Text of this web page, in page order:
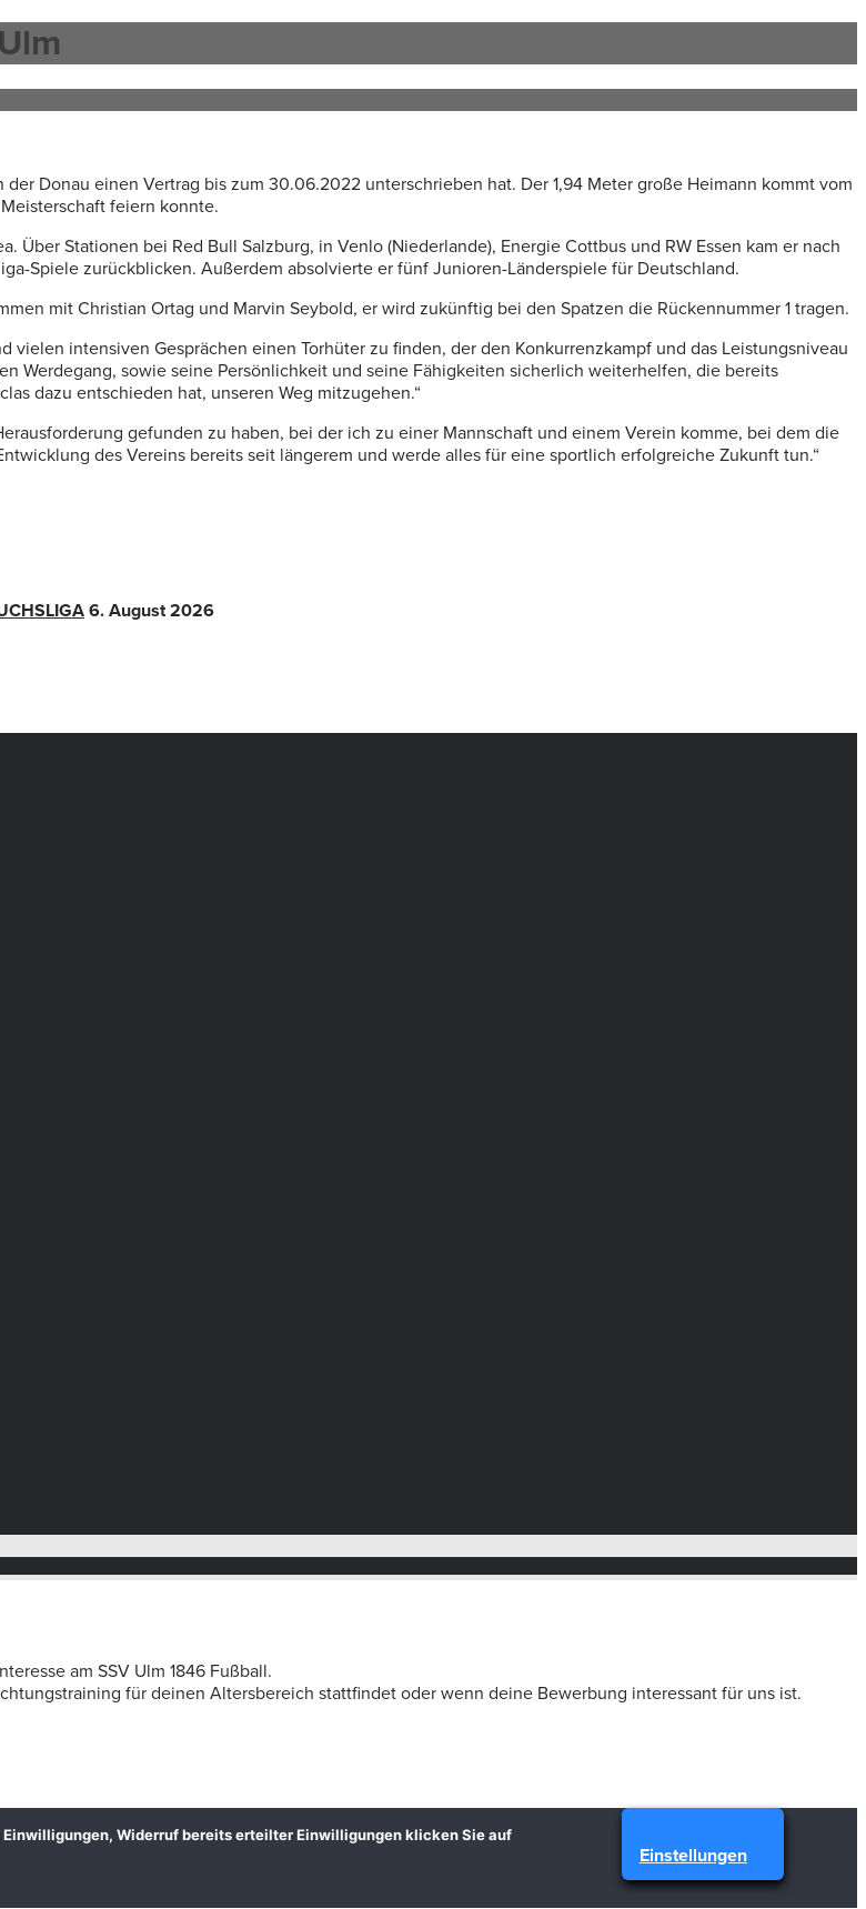
Donau einen Vertrag bis zum 30.06.2022 unterschrieben hat. Der 1,94 Meter große Heimann kommt vom
feiern konnte.
Stationen bei Red Bull Salzburg, in Venlo (Niederlande), Energie Cottbus und RW Essen kam er nach
Spiele zurückblicken. Außerdem absolvierte er fünf Junioren-Länderspiele für Deutschland.
mit Christian Ortag und Marvin Seybold, er wird zukünftig bei den Spatzen die Rückennummer 1 tragen.
vielen intensiven Gesprächen einen Torhüter zu finden, der den Konkurrenzkampf und das Leistungsniveau
Werdegang, sowie seine Persönlichkeit und seine Fähigkeiten sicherlich weiterhelfen, die bereits
dazu entschieden hat, unseren Weg mitzugehen.“
gefunden zu haben, bei der ich zu einer Mannschaft und einem Verein komme, bei dem die
des Vereins bereits seit längerem und werde alles für eine sportlich erfolgreiche Zukunft tun.“
6. August 2026
am SSV Ulm 1846 Fußball.
für deinen Altersbereich stattfindet oder wenn deine Bewerbung interessant für uns ist.
Widerruf bereits erteilter Einwilligungen klicken Sie auf
Einstellungen